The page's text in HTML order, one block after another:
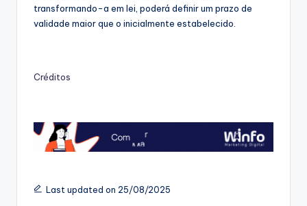
transformando-a em lei, poderá definir um prazo de
validade maior que o inicialmente estabelecido.
Créditos
Last updated on 25/08/2025